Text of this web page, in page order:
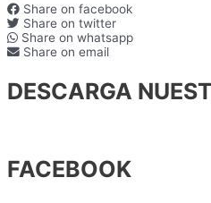
Share on facebook
Share on twitter
Share on whatsapp
Share on email
DESCARGA
FACEBOOK